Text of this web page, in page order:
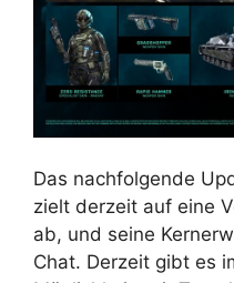
Das nachfolgende
zielt derzeit auf eine
ab, und seine
Chat. Derzeit gibt es